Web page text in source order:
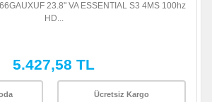
23.8" VA ESSENTIAL S3 4MS 100hz
HD...
5.427,58 TL
Ücretsiz Kargo